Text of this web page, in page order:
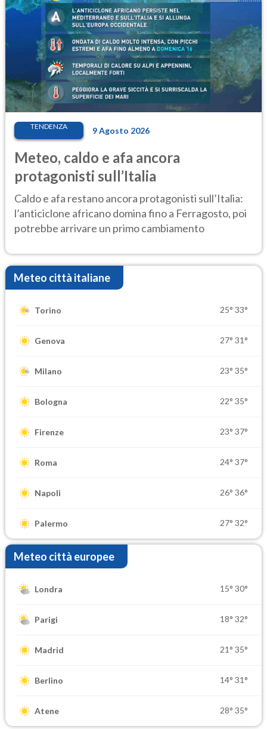
TENDENZA 9 Agosto 2026
Meteo, caldo e afa ancora
protagonisti sull’Italia
Caldo e afa restano ancora protagonisti sull’Italia:
l’anticiclone africano domina fino a Ferragosto, poi
potrebbe arrivare un primo cambiamento
Meteo città italiane
Torino 25° 33°
Genova 27° 31°
Milano 23° 35°
Bologna 22° 35°
Firenze 23° 37°
Roma 24° 37°
Napoli 26° 36°
Palermo 27° 32°
Meteo città europee
Londra 15° 30°
Parigi 18° 32°
Madrid 21° 35°
Berlino 14° 31°
Atene 28° 35°